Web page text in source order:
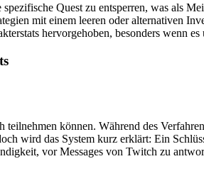
Quest zu entsperren, was als
mit einem leeren oder alternativen
hervorgehoben, besonders wenn
können. Während des
wird das System kurz erklärt: Ein
vor Messages von Twitch zu